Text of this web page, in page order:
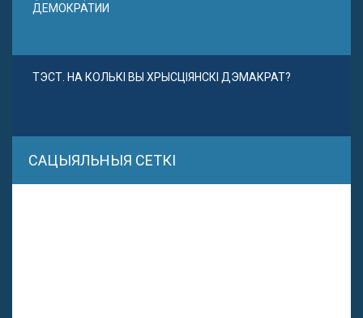
ДЕМОКРАТИИ
ТЭСТ. НА КОЛЬКІ ВЫ ХРЫСЦІЯНСКІ ДЭМАКРАТ?
САЦЫЯЛЬНЫЯ СЕТКІ